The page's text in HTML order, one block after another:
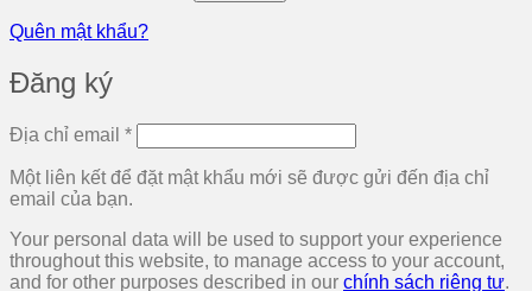
Quên mật khẩu?
Đăng ký
Địa chỉ email *Bắt
buộc
Một liên kết để đặt mật khẩu mới sẽ được gửi đến địa chỉ
email của bạn.
Your personal data will be used to support your experience
throughout this website, to manage access to your account,
and for other purposes described in our chính sách riêng tư.